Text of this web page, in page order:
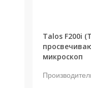
Talos F200i
микроскоп